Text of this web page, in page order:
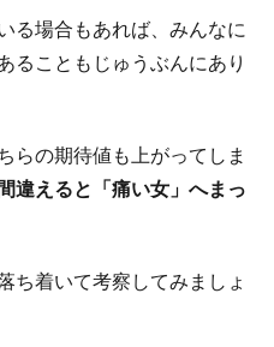
る場合もあれば、みんなに
ることもじゅうぶんにあり
らの期待値も上がってしま
違えると「痛い女」へまっ
ち着いて考察してみましょ